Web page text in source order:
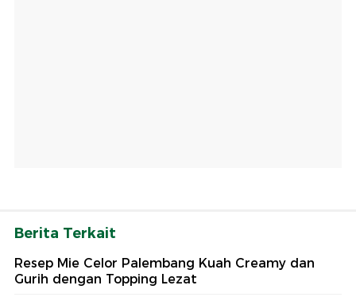
Berita Terkait
Resep Mie Celor Palembang Kuah Creamy dan
Gurih dengan Topping Lezat